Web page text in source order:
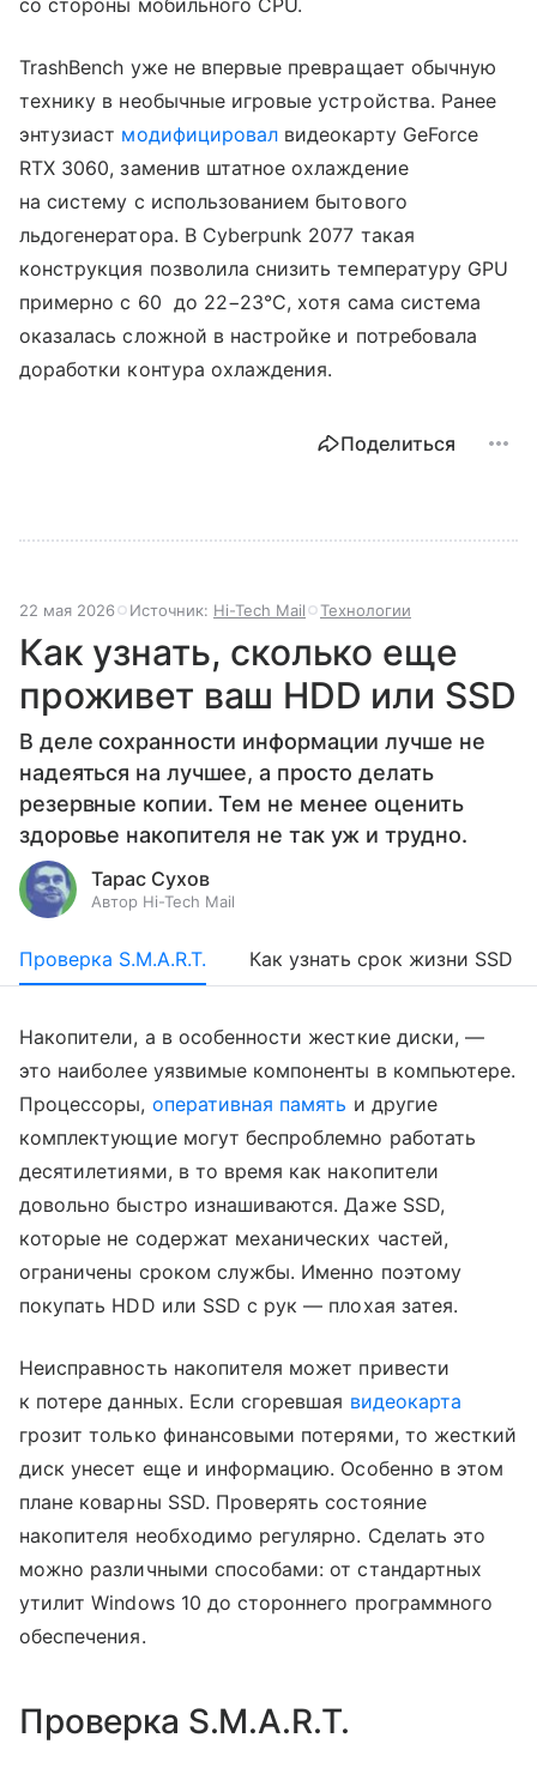
со стороны мобильного CPU.
TrashBench уже не впервые превращает обычную
технику в необычные игровые устройства. Ранее
энтузиаст модифицировал видеокарту GeForce
RTX 3060, заменив штатное охлаждение
на систему с использованием бытового
льдогенератора. В Cyberpunk 2077 такая
конструкция позволила снизить температуру GPU
примерно с 60 до 22−23°C, хотя сама система
оказалась сложной в настройке и потребовала
доработки контура охлаждения.
Поделиться
22 мая 2026 Источник: Hi-Tech Mail Технологии
Как узнать, сколько еще
проживет ваш HDD или SSD
В деле сохранности информации лучше не
надеяться на лучшее, а просто делать
резервные копии. Тем не менее оценить
здоровье накопителя не так уж и трудно.
Тарас Сухов
Автор Hi-Tech Mail
Проверка S.M.A.R.T. Как узнать срок жизни SSD
Накопители, а в особенности жесткие диски, —
это наиболее уязвимые компоненты в компьютере.
Процессоры, оперативная память и другие
комплектующие могут беспроблемно работать
десятилетиями, в то время как накопители
довольно быстро изнашиваются. Даже SSD,
которые не содержат механических частей,
ограничены сроком службы. Именно поэтому
покупать HDD или SSD с рук — плохая затея.
Неисправность накопителя может привести
к потере данных. Если сгоревшая видеокарта
грозит только финансовыми потерями, то жесткий
диск унесет еще и информацию. Особенно в этом
плане коварны SSD. Проверять состояние
накопителя необходимо регулярно. Сделать это
можно различными способами: от стандартных
утилит Windows 10 до стороннего программного
обеспечения.
Проверка S.M.A.R.T.